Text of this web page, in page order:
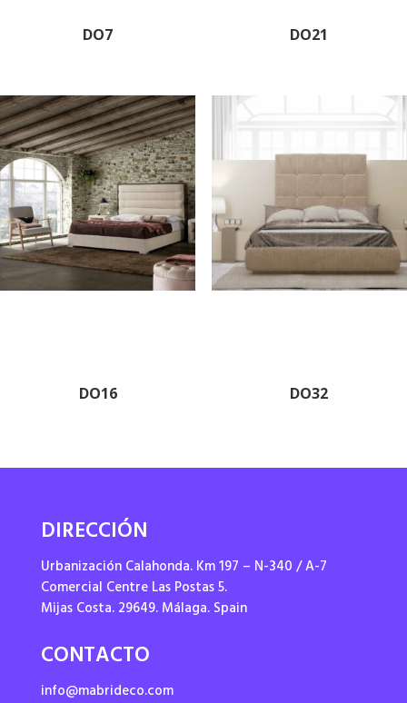
DO7 DO21
DO16 DO32
DIRECCIÓN
Urbanización Calahonda. Km 197 – N-340 / A-7
Comercial Centre Las Postas 5.
Mijas Costa. 29649. Málaga. Spain
CONTACTO
info@mabrideco.com